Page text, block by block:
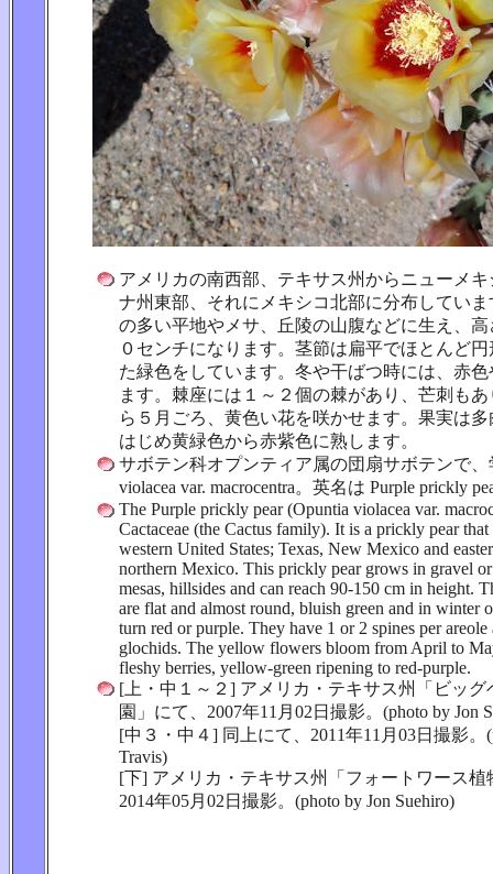
アメリカの南西部、テキサス州からニューメ
ナ州東部、それにメキシコ北部に分布してい
の多い平地やメサ、丘陵の山腹などに生え、
０センチになります。茎節は扁平でほとんど
た緑色をしています。冬や干ばつ時には、赤
ます。棘座には１～２個の棘があり、芒刺も
ら５月ごろ、黄色い花を咲かせます。果実は
はじめ黄緑色から赤紫色に熟します。
サボテン科オプンティア属の団扇サボテンで、
violacea var. macrocentra。英名は Purple prickly
The Purple prickly pear (Opuntia violacea var.
Cactaceae (the Cactus family). It is a prickly pear that
western United States; Texas, New Mexico and
northern Mexico. This prickly pear grows in gravel
mesas, hillsides and can reach 90-150 cm in height.
are flat and almost round, bluish green and in winter
turn red or purple. They have 1 or 2 spines per areole
glochids. The yellow flowers bloom from April to
fleshy berries, yellow-green ripening to red-purple.
[上・中１～２] アメリカ・テキサス州「ビッグ
園」にて、2007年11月02日撮影。(photo by Jon
[中３・中４] 同上にて、2011年11月03日撮影。
Travis)
[下] アメリカ・テキサス州「フォートワース植
2014年05月02日撮影。(photo by Jon Suehiro)